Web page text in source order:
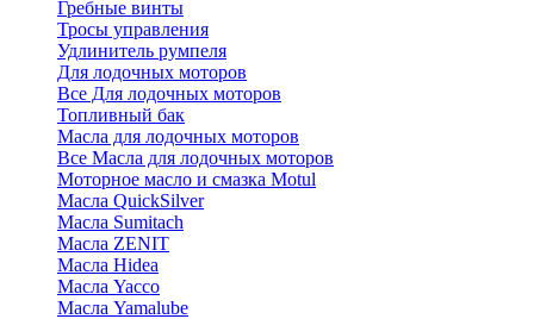
Гребные винты
Тросы управления
Удлинитель румпеля
Для лодочных моторов
Все Для лодочных моторов
Топливный бак
Масла для лодочных моторов
Все Масла для лодочных моторов
Моторное масло и смазка Motul
Масла QuickSilver
Масла Sumitach
Масла ZENIT
Масла Hidea
Масла Yacco
Масла Yamalube